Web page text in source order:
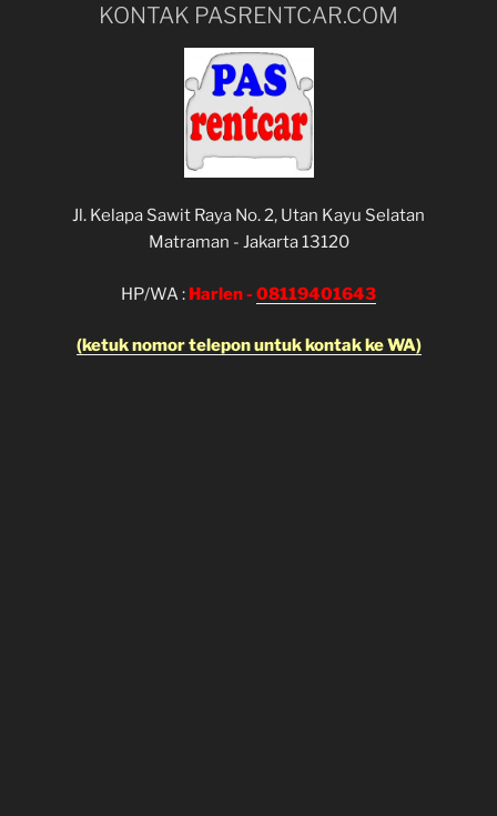
KONTAK PASRENTCAR.COM
Jl. Kelapa Sawit Raya No. 2, Utan Kayu Selatan
Matraman - Jakarta 13120
HP/WA : Harlen - 08119401643
(ketuk nomor telepon untuk kontak ke WA)